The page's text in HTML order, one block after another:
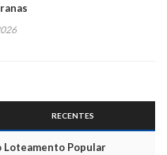
RECENTES
Loteamento Popular